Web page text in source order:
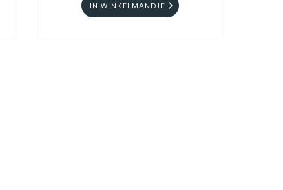
IN WINKELMANDJE